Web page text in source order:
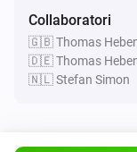
Soundtouch
Has joined
Collaboratori
🇬🇧 Thomas
🇩🇪 Thomas
🇳🇱 Stefan Simon